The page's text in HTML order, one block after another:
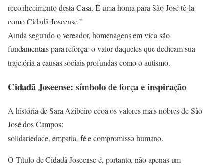
reconhecimento desta Casa. É uma honra para São José tê-la
como Cidadã Joseense.”
Ainda segundo o vereador, homenagens em vida são
fundamentais para reforçar o valor daqueles que dedicam sua
trajetória a causas sociais profundas como o autismo.
Cidadã Joseense: símbolo de força e inspiração
A história de Sara Azibeiro ecoa os valores mais nobres de São
José dos Campos:
solidariedade, empatia, fé e compromisso humano.
O Título de Cidadã Joseense é, portanto, não apenas um